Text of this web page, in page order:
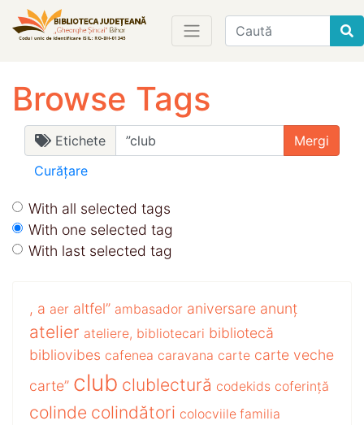
Find
Browse Tags
Etichete
Curățare
With all selected tags
With one selected tag
With last selected tag
, a aer altfel” ambasador aniversare anunț
atelier ateliere, bibliotecari bibliotecă
bibliovibes cafenea caravana carte carte veche
carte” club clublectură codekids coferință
colinde colindători colocviile familia